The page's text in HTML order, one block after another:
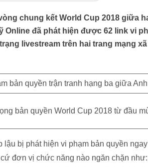
chung kết World Cup 2018 giữa
Online đã phát hiện được 62 link vi
livestream trên hai trang mạng
bản quyền World Cup 2018 từ đầu
lậu bị phát hiện vi phạm bản quyền
đơn vị chức năng nào ngăn chặn